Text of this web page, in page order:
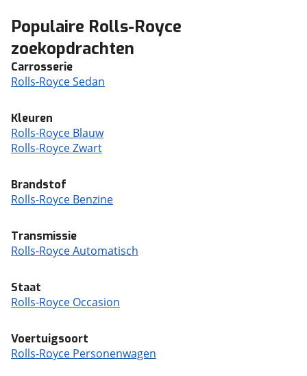
Populaire Rolls-Royce
zoekopdrachten
Carrosserie
Rolls-Royce Sedan
Kleuren
Rolls-Royce Blauw
Rolls-Royce Zwart
Brandstof
Rolls-Royce Benzine
Transmissie
Rolls-Royce Automatisch
Staat
Rolls-Royce Occasion
Voertuigsoort
Rolls-Royce Personenwagen